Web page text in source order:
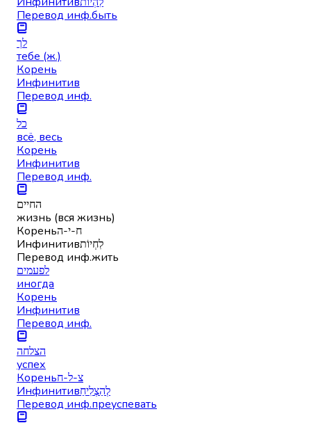
Перевод инф.быть
לך
тебе (ж.)
Корень
Инфинитив
Перевод инф.
כל
всё, весь
Корень
Инфинитив
Перевод инф.
החיים
жизнь (вся жизнь)
Кореньח-י-ה
Инфинитивלִחְיוֹת
Перевод инф.жить
לפעמים
иногда
Корень
Инфинитив
Перевод инф.
הצלחה
успех
Кореньצ-ל-ח
Инфинитивלְהַצְלִיחַ
Перевод инф.преуспевать